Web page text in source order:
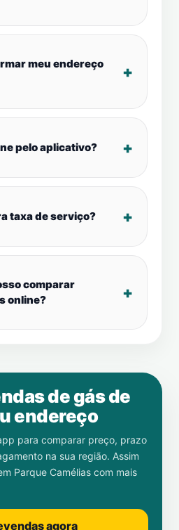
meu endereço
pelo aplicativo?
taxa de serviço?
comparar
online?
de gás de
endereço
para comparar preço, prazo
na sua região. Assim
Parque Camélias com mais
agora